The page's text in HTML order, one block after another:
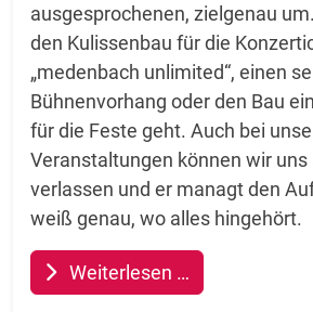
ausgesprochenen, zielgenau
den Kulissenbau für die
„medenbach unlimited“, einen
Bühnenvorhang oder den Bau
für die Feste geht. Auch bei
Veranstaltungen können wir uns
verlassen und er managt den
weiß genau, wo alles hingehört.
Weiterlesen …